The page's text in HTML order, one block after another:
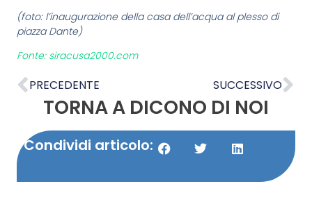
(foto: l’inaugurazione della casa dell’acqua al plesso di
piazza Dante)
Fonte: siracusa2000.com
PRECEDENTE SUCCESSIVO
TORNA A DICONO DI NOI
Condividi articolo: